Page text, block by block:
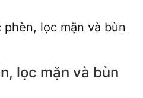
phèn, lọc mặn và bùn
lọc mặn và bùn